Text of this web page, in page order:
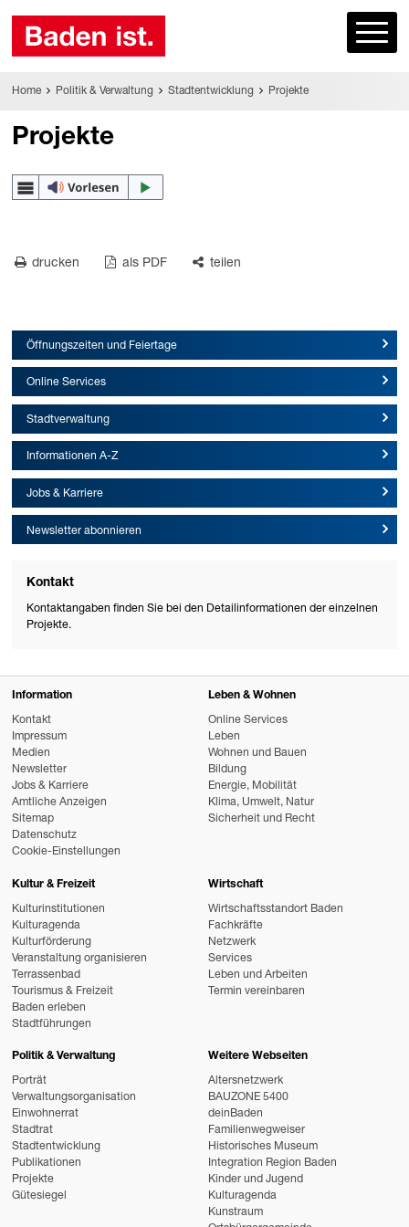
Home Politik & Verwaltung Stadtentwicklung Projekte
Projekte
drucken als PDF teilen
Öffnungszeiten und Feiertage
Online Services
Stadtverwaltung
Informationen A-Z
Jobs & Karriere
Newsletter abonnieren
Kontakt
Kontaktangaben finden Sie bei den Detailinformationen der einzelnen
Projekte.
Information
Kontakt
Impressum
Medien
Newsletter
Jobs & Karriere
Amtliche Anzeigen
Sitemap
Datenschutz
Cookie-Einstellungen
Leben & Wohnen
Online Services
Leben
Wohnen und Bauen
Bildung
Energie, Mobilität
Klima, Umwelt, Natur
Sicherheit und Recht
Kultur & Freizeit
Kulturinstitutionen
Kulturagenda
Kulturförderung
Veranstaltung organisieren
Terrassenbad
Tourismus & Freizeit
Baden erleben
Stadtführungen
Wirtschaft
Wirtschaftsstandort Baden
Fachkräfte
Netzwerk
Services
Leben und Arbeiten
Termin vereinbaren
Politik & Verwaltung
Porträt
Verwaltungsorganisation
Einwohnerrat
Stadtrat
Stadtentwicklung
Publikationen
Projekte
Gütesiegel
Weitere Webseiten
Altersnetzwerk
BAUZONE 5400
deinBaden
Familienwegweiser
Historisches Museum
Integration Region Baden
Kinder und Jugend
Kulturagenda
Kunstraum